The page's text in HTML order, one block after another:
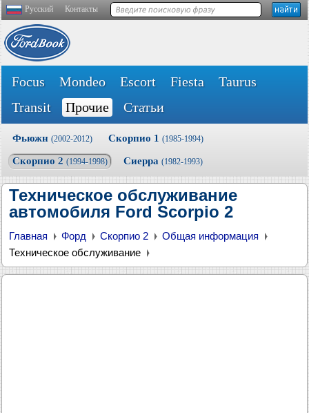
Русский Контакты
Focus Mondeo Escort Fiesta
Taurus
Transit
Прочие Статьи
Фьюжн (2002-2012) Скорпио 1 (1985-1994)
Скорпио 2 (1994-1998) Сиерра (1982-1993)
Техническое обслуживание
автомобиля Ford Scorpio 2
Главная Форд Скорпио 2
Общая информация
Техническое обслуживание